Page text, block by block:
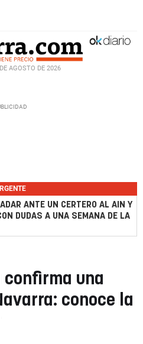
AGOSTO DE 2026
ANTE UN CERTERO AL AIN Y
DUDAS A UNA SEMANA DE LA
confirma una
conoce la